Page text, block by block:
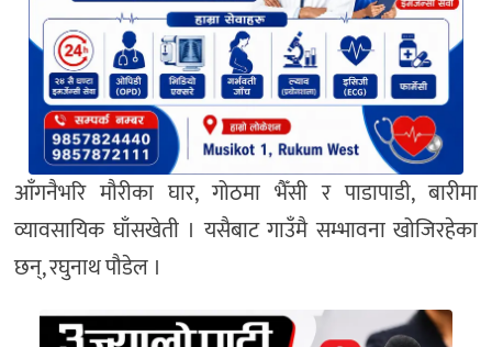
आँगनैभरि मौरीका घार, गोठमा भैँसी र पाडापाडी, बारीमा
व्यावसायिक घाँसखेती । यसैबाट गाउँमै सम्भावना खोजिरहेका
छन्, रघुनाथ पौडेल ।